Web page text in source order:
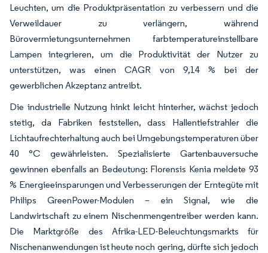
Leuchten, um die Produktpräsentation zu verbessern und die
Verweildauer zu verlängern, während
Bürovermietungsunternehmen farbtemperatureinstellbare
Lampen integrieren, um die Produktivität der Nutzer zu
unterstützen, was einen CAGR von 9,14 % bei der
gewerblichen Akzeptanz antreibt.
Die industrielle Nutzung hinkt leicht hinterher, wächst jedoch
stetig, da Fabriken feststellen, dass Hallentiefstrahler die
Lichtaufrechterhaltung auch bei Umgebungstemperaturen über
40 °C gewährleisten. Spezialisierte Gartenbauversuche
gewinnen ebenfalls an Bedeutung: Florensis Kenia meldete 93
% Energieeinsparungen und Verbesserungen der Erntegüte mit
Philips GreenPower-Modulen – ein Signal, wie die
Landwirtschaft zu einem Nischenmengentreiber werden kann.
Die Marktgröße des Afrika-LED-Beleuchtungsmarkts für
Nischenanwendungen ist heute noch gering, dürfte sich jedoch